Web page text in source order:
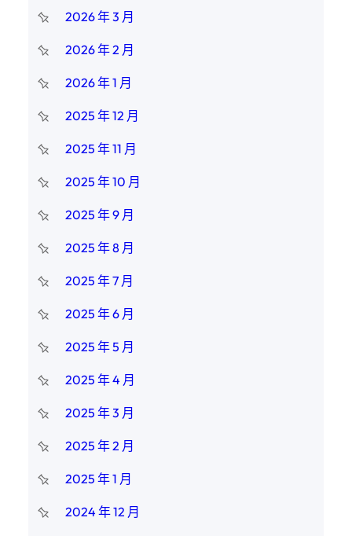
2026 年 3 月
2026 年 2 月
2026 年 1 月
2025 年 12 月
2025 年 11 月
2025 年 10 月
2025 年 9 月
2025 年 8 月
2025 年 7 月
2025 年 6 月
2025 年 5 月
2025 年 4 月
2025 年 3 月
2025 年 2 月
2025 年 1 月
2024 年 12 月